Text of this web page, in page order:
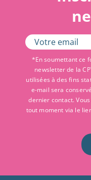
*En soumettant ce
newsletter de la
utilisées à des fins
e-mail sera
dernier contact.
tout moment via le